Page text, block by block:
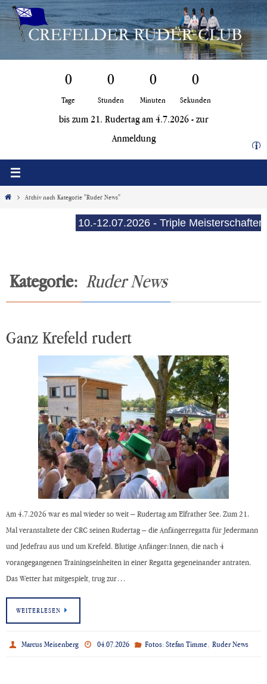
Zum
Inhalt
springen
0
Tage
0
Stunden
0
Minuten
0
Sekunden
bis zum 21. Rudertag am 4.7.2026 - zur
Anmeldung
i
Start Archiv nach Kategorie "Ruder News"
10.-12.07.2026 - Triple Meisterschaften (E-
Kategorie: Ruder News
Ganz Krefeld rudert
Am 4.7.2026 war es mal wieder so weit – Rudertag am Elfrather See. Zum 21.
Mal veranstaltete der CRC seinen Rudertag – die Anfängerregatta für Jedermann
und Jedefrau aus und um Krefeld. Blutige Anfänger:Innen, die nach 4
vorangegangenen Trainingseinheiten in einer Regatta gegeneinander antraten.
Das Wetter hat mitgespielt, trug zur…
WEITERLESEN
Marcus Meisenberg 04.07.2026 Fotos: Stefan Timme, Ruder News